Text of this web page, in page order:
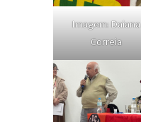
Imagem: Daiana
Correia